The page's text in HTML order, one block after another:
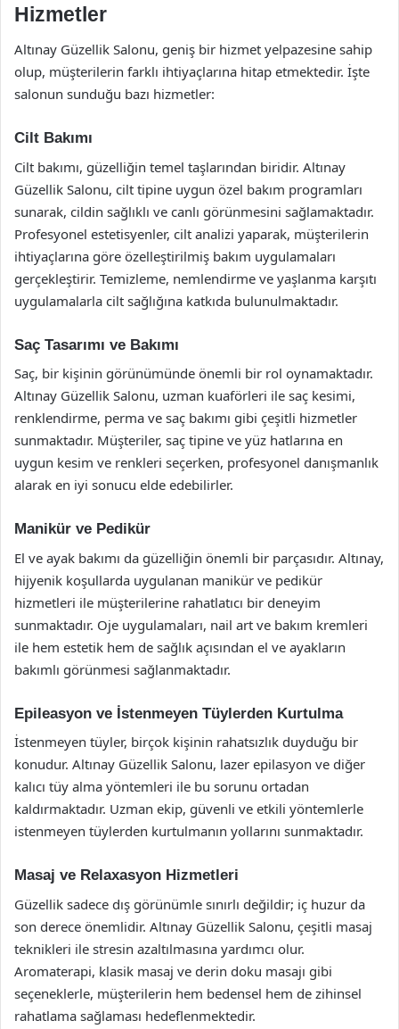
Hizmetler
Altınay Güzellik Salonu, geniş bir hizmet yelpazesine sahip
olup, müşterilerin farklı ihtiyaçlarına hitap etmektedir. İşte
salonun sunduğu bazı hizmetler:
Cilt Bakımı
Cilt bakımı, güzelliğin temel taşlarından biridir. Altınay
Güzellik Salonu, cilt tipine uygun özel bakım programları
sunarak, cildin sağlıklı ve canlı görünmesini sağlamaktadır.
Profesyonel estetisyenler, cilt analizi yaparak, müşterilerin
ihtiyaçlarına göre özelleştirilmiş bakım uygulamaları
gerçekleştirir. Temizleme, nemlendirme ve yaşlanma karşıtı
uygulamalarla cilt sağlığına katkıda bulunulmaktadır.
Saç Tasarımı ve Bakımı
Saç, bir kişinin görünümünde önemli bir rol oynamaktadır.
Altınay Güzellik Salonu, uzman kuaförleri ile saç kesimi,
renklendirme, perma ve saç bakımı gibi çeşitli hizmetler
sunmaktadır. Müşteriler, saç tipine ve yüz hatlarına en
uygun kesim ve renkleri seçerken, profesyonel danışmanlık
alarak en iyi sonucu elde edebilirler.
Manikür ve Pedikür
El ve ayak bakımı da güzelliğin önemli bir parçasıdır. Altınay,
hijyenik koşullarda uygulanan manikür ve pedikür
hizmetleri ile müşterilerine rahatlatıcı bir deneyim
sunmaktadır. Oje uygulamaları, nail art ve bakım kremleri
ile hem estetik hem de sağlık açısından el ve ayakların
bakımlı görünmesi sağlanmaktadır.
Epileasyon ve İstenmeyen Tüylerden Kurtulma
İstenmeyen tüyler, birçok kişinin rahatsızlık duyduğu bir
konudur. Altınay Güzellik Salonu, lazer epilasyon ve diğer
kalıcı tüy alma yöntemleri ile bu sorunu ortadan
kaldırmaktadır. Uzman ekip, güvenli ve etkili yöntemlerle
istenmeyen tüylerden kurtulmanın yollarını sunmaktadır.
Masaj ve Relaxasyon Hizmetleri
Güzellik sadece dış görünümle sınırlı değildir; iç huzur da
son derece önemlidir. Altınay Güzellik Salonu, çeşitli masaj
teknikleri ile stresin azaltılmasına yardımcı olur.
Aromaterapi, klasik masaj ve derin doku masajı gibi
seçeneklerle, müşterilerin hem bedensel hem de zihinsel
rahatlama sağlaması hedeflenmektedir.